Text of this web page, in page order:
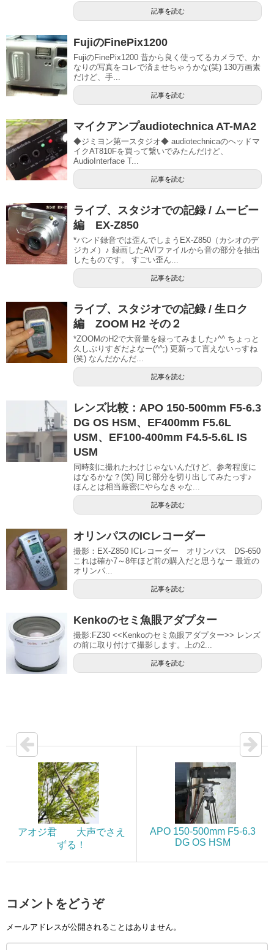
記事を読む
FujiのFinePix1200
FujiのFinePix1200 昔から良く使ってるカメラで、か
なりの写真をコレで済ませちゃうかな(笑) 130万画素
だけど、手...
記事を読む
マイクアンプaudiotechnica AT-MA2
◆ジミヨン第一スタジオ◆ audiotechnicaのヘッドマ
イクAT810Fを買って繋いでみたんだけど、
AudioInterface T...
記事を読む
ライブ、スタジオでの記録 / ムービー
編 EX-Z850
*バンド録音では歪んでしまうEX-Z850（カシオのデ
ジカメ）♪ 録画したAVIファイルから音の部分を抽出
したものです。 すごい歪ん...
記事を読む
ライブ、スタジオでの記録 / 生ロク
編 ZOOM H2 その２
*ZOOMのH2で大音量を録ってみました♪^^ ちょっと
久しぶりすぎだよなー(^^;) 更新って言えないっすね
(笑) なんだかんだ...
記事を読む
レンズ比較：APO 150-500mm F5-6.3
DG OS HSM、EF400mm F5.6L
USM、EF100-400mm F4.5-5.6L IS
USM
同時刻に撮れたわけじゃないんだけど、参考程度に
はなるかな？(笑) 同じ部分を切り出してみたっす♪
ほんとは相当厳密にやらなきゃな...
記事を読む
オリンパスのICレコーダー
撮影：EX-Z850 ICレコーダー オリンパス DS-650
これは確か7～8年ほど前の購入だと思うなー 最近の
オリンパ...
記事を読む
Kenkoのセミ魚眼アダプター
撮影:FZ30 <<Kenkoのセミ魚眼アダプター>> レンズ
の前に取り付けて撮影します。上の2...
記事を読む
アオジ君 大声でさえ
ずる！
APO 150-500mm F5-6.3
DG OS HSM
コメントをどうぞ
メールアドレスが公開されることはありません。